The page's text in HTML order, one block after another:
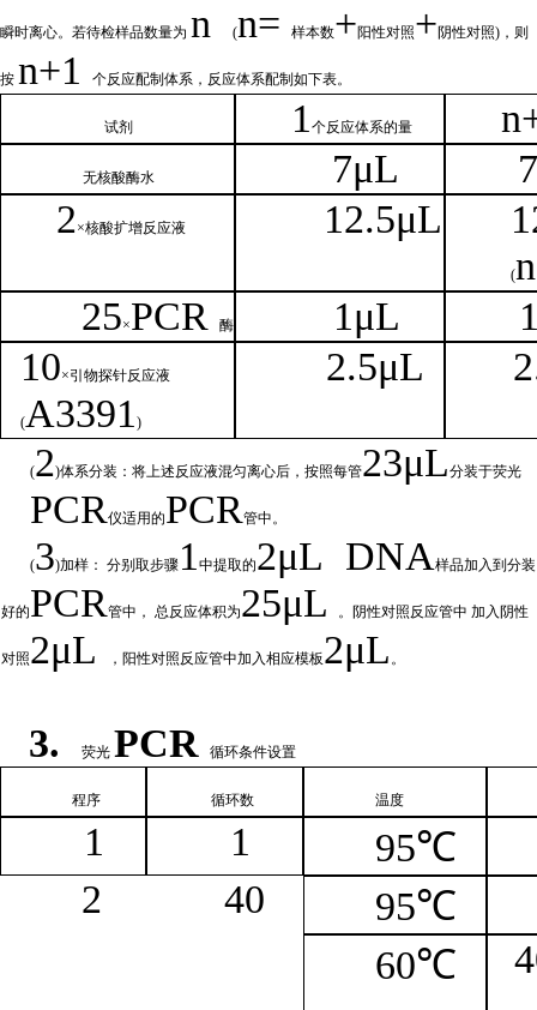
瞬时离心。若待检样品数量为 n(n=样本数+阳性对照+阴性对照)，则
按n+1个反应配制体系，反应体系配制如下表。
试剂 1 个反应体系的量
无核酸酶水 7μL
2×核酸扩增反应液 12.5μL
(
25×PCR 酶 1μL
10×引物探针反应液
(A3391)
2.5μL 2
(2)体系分装：将上述反应液混匀离心后，按照每管23μL分装于荧光
PCR仪适用的PCR管中。
(3)加样： 分别取步骤1 中提取的2μL DNA样品加入到分装
好的PCR管中， 总反应体积为25μL 。阴性对照反应管中 加入阴性
对照2μL ，阳性对照反应管中加入相应模板2μL 。
3. 荧光 PCR 循环条件设置
程序 循环数 温度
1 1
95℃
2
40
95℃
60℃
4